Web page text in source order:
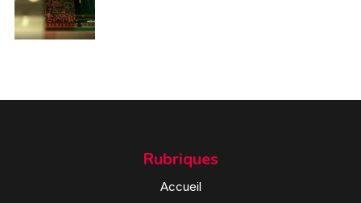
Rubriques
Accueil